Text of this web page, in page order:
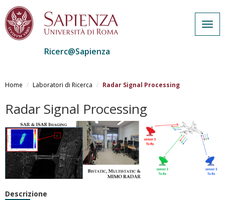
al
principale
Ricerc@Sapienza
Home Laboratori di Ricerca Radar Signal Processing
Radar Signal Processing
Descrizione